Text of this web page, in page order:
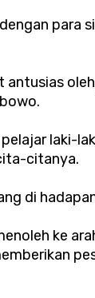
para
laki-
citanya.
di
ke